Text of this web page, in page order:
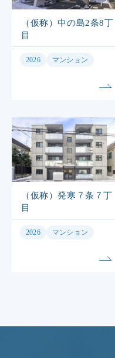
（仮称）中の島2条8丁
目
2026 マンション
（仮称）発寒７条７丁
目
2026 マンション